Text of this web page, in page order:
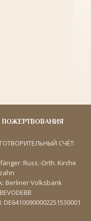
ПОЖЕРТВОВАНИЯ
СЧЁТ:
Russ.-Orth. Kirche
Berliner Volksbank
DE64100900002251530001